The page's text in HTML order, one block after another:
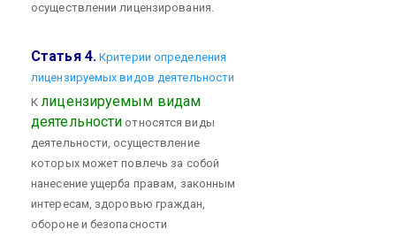
осуществлении лицензирования.
Статья 4.Критерии определения
лицензируемых видов деятельности
Клицензируемым видам
деятельности относятся виды
деятельности, осуществление
которых может повлечь за собой
нанесение ущерба правам, законным
интересам, здоровью граждан,
обороне и безопасности